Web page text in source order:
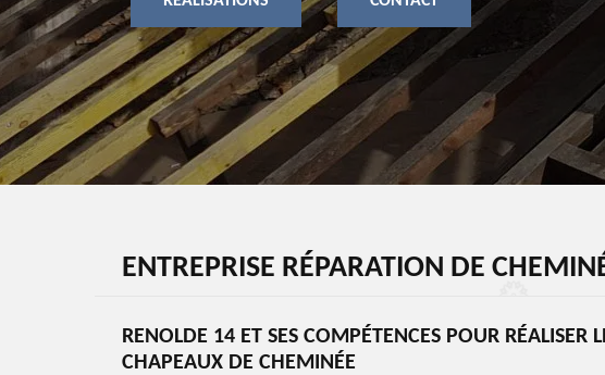
ENTREPRISE RÉPARATION DE
RENOLDE 14 ET SES COMPÉTENCES POUR RÉALISER
CHAPEAUX DE CHEMINÉE